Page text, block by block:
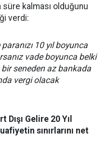
süre kalması olduğunu
verdi:
10 yıl boyunca
vade boyunca belki
bir seneden az bankada
vergi olacak
Dışı Gelire 20 Yıl
sınırlarını net